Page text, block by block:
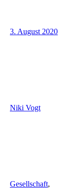
3. August 2020
Niki Vogt
Gesellschaft,